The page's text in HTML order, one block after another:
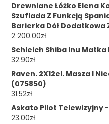
Drewniane Łóżko Elena
Szuflada Z Funkcją
Barierka Dół
2 200.00zł
Schleich Shiba Inu Matka
32.90zł
Raven. 2X12el. Masza I
(075850)
31.52zł
Askato Pilot Telewizyjny
23.00zł